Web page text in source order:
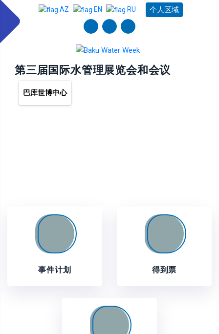
AZ EN RU 个人区域
第三届国际水管理展​​览会和会议
巴库世博中心
事件计划 得到票